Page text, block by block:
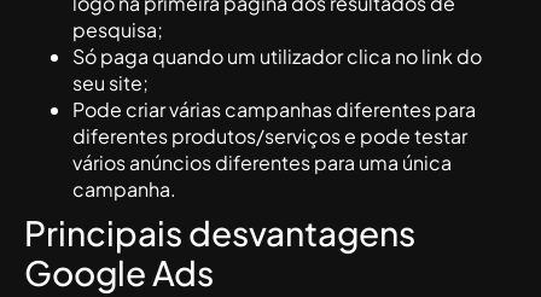
pesquisa;
Só paga quando um utilizador clica no link do
seu site;
Pode criar várias campanhas diferentes para
diferentes produtos/serviços e pode testar
vários anúncios diferentes para uma única
campanha.
Principais desvantagens
Google Ads